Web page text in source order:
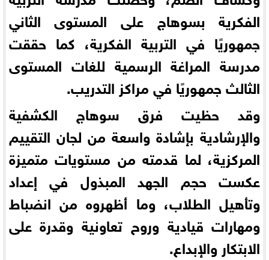
الفكرية بسوهاج على المستوى الثاني
جمهوريًا في التربية الفكرية، كما حققت
مدرسة المراغة الرسمية للغات المستوى
الثالث جمهوريًا في مراكز التدريب.
وقد حظيت فرق سوهاج الكشفية
والإرشادية بإشادة واسعة من لجان التقييم
المركزية، لما قدمته من مستويات متميزة
عكست حجم الجهد المبذول في إعداد
وتأهيل الطلاب، وما أظهروه من انضباط
ومهارات قيادية وروح تعاونية وقدرة على
الابتكار والإبداع.